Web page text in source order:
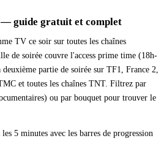
guide gratuit et complet
TV ce soir sur toutes les chaînes
de soirée couvre l'access prime time (18h-
partie de soirée sur TF1, France 2,
et toutes les chaînes TNT. Filtrez par
ou par bouquet pour trouver le
5 minutes avec les barres de progression